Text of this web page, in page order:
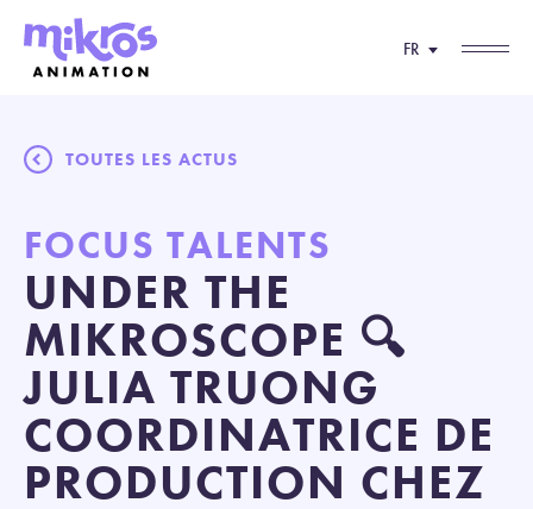
FR
TOUTES LES ACTUS
FOCUS TALENTS
UNDER THE
MIKROSCOPE 🔍
JULIA TRUONG
COORDINATRICE DE
PRODUCTION CHEZ